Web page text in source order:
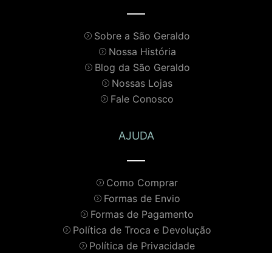
Sobre a São Geraldo
Nossa História
Blog da São Geraldo
Nossas Lojas
Fale Conosco
AJUDA
Como Comprar
Formas de Envio
Formas de Pagamento
Política de Troca e Devolução
Política de Privacidade